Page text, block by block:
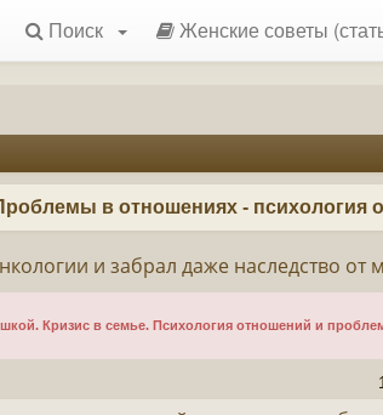
Поиск Женские советы
в отношениях - психология
и забрал даже наследство от
Кризис в семье. Психология отношений и